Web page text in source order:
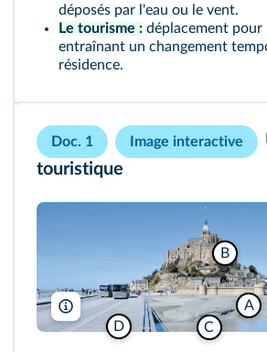
déposés par l'eau ou le vent.
Le tourisme : déplacement pour
entraînant un changement
résidence.
Doc. 1 Image interactive
touristique
A
B
C
D
ClaudiaMImages/Alamy